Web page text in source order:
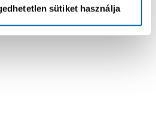
sütiket használja